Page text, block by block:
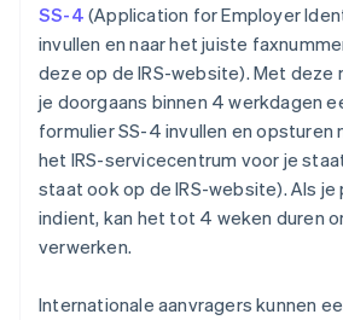
SS-4 (Application for Employer
invullen en naar het juiste
deze op de IRS-website). Met
je doorgaans binnen 4 werkdagen
formulier SS-4 invullen en opsturen
het IRS-servicecentrum voor je
staat ook op de IRS-website). Als je
indient, kan het tot 4 weken duren
verwerken.
Internationale aanvragers kunnen